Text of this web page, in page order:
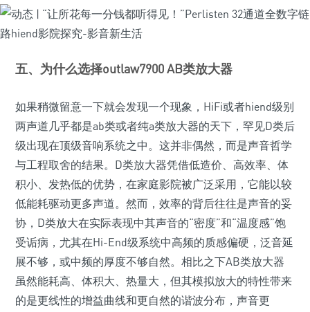
五、为什么选择outlaw7900 AB类放大器
如果稍微留意一下就会发现一个现象，HiFi或者hiend级别
两声道几乎都是ab类或者纯a类放大器的天下，罕见D类后
级出现在顶级音响系统之中。这并非偶然，而是声音哲学
与工程取舍的结果。D类放大器凭借低造价、高效率、体
积小、发热低的优势，在家庭影院被广泛采用，它能以较
低能耗驱动更多声道。然而，效率的背后往往是声音的妥
协，D类放大在实际表现中其声音的“密度”和“温度感”饱
受诟病，尤其在Hi-End级系统中高频的质感偏硬，泛音延
展不够，或中频的厚度不够自然。相比之下AB类放大器
虽然能耗高、体积大、热量大，但其模拟放大的特性带来
的是更线性的增益曲线和更自然的谐波分布，声音更